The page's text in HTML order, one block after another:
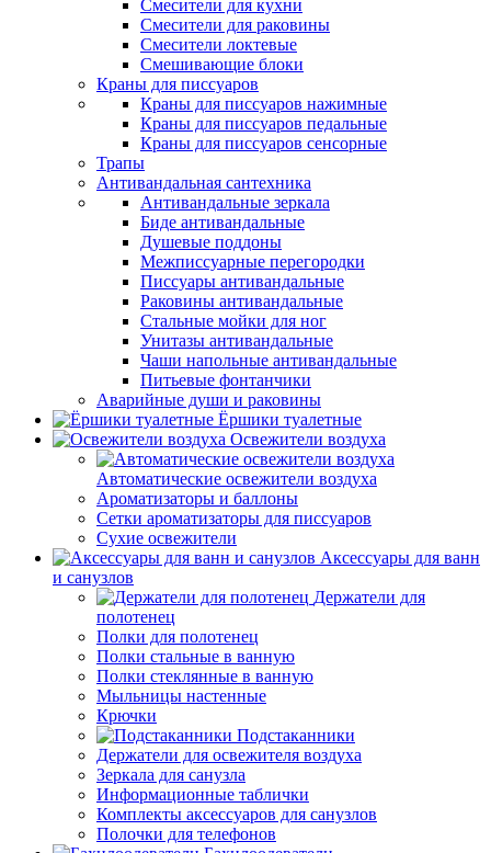
Смесители для кухни
Смесители для раковины
Смесители локтевые
Смешивающие блоки
Краны для писсуаров
Краны для писсуаров нажимные
Краны для писсуаров педальные
Краны для писсуаров сенсорные
Трапы
Антивандальная сантехника
Антивандальные зеркала
Биде антивандальные
Душевые поддоны
Межписсуарные перегородки
Писсуары антивандальные
Раковины антивандальные
Стальные мойки для ног
Унитазы антивандальные
Чаши напольные антивандальные
Питьевые фонтанчики
Аварийные души и раковины
Ёршики туалетные
Освежители воздуха
Автоматические освежители воздуха
Ароматизаторы и баллоны
Сетки ароматизаторы для писсуаров
Сухие освежители
Аксессуары для ванн
и санузлов
Держатели для
полотенец
Полки для полотенец
Полки стальные в ванную
Полки стеклянные в ванную
Мыльницы настенные
Крючки
Подстаканники
Держатели для освежителя воздуха
Зеркала для санузла
Информационные таблички
Комплекты аксессуаров для санузлов
Полочки для телефонов